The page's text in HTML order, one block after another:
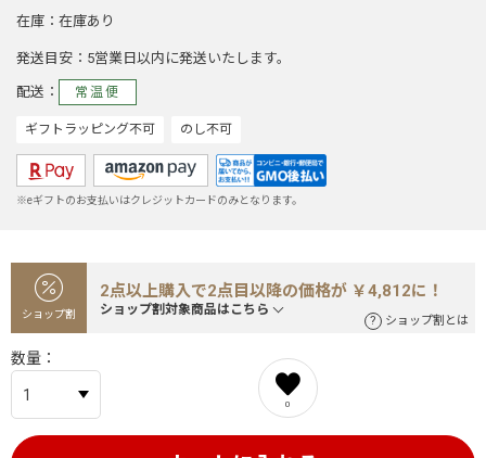
在庫 在庫あり
発送目安 5営業日以内に発送いたします。
配送 常温便
ギフトラッピング不可 のし不可
※eギフトのお支払いはクレジットカードのみとなります。
ショップ割
2点以上購入で2点目以降の価格が ￥4,812に！
ショップ割対象商品はこちら
ショップ割とは
数量
0